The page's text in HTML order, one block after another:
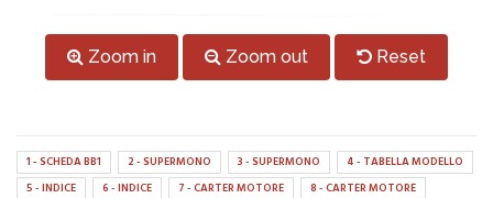
Zoom in Zoom out Reset
1 - SCHEDA BB1 2 - SUPERMONO 3 - SUPERMONO
4 - TABELLA MODELLO
5 - INDICE
6 - INDICE 7 - CARTER MOTORE
8 - CARTER MOTORE